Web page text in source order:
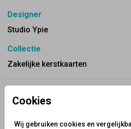
Cookies
Wij gebruiken cookies en
Designer
Studio Ypie
Collectie
Zakelijke kerstkaarten
✨ Deze ontwerpen vind je